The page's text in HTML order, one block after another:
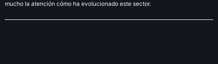
mucho la atención cómo ha evolucionado este sector.